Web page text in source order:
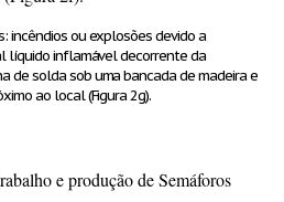
incêndios ou explosões devido a
líquido inflamável decorrente da
de solda sob uma bancada de madeira e
ao local (Figura 2g).
e produção de Semáforos